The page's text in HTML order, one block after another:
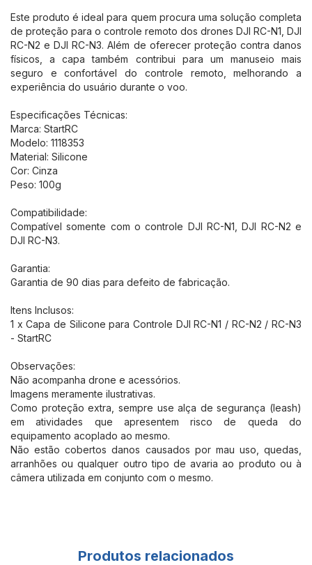
Este produto é ideal para quem procura uma solução completa
de proteção para o controle remoto dos drones DJI RC-N1, DJI
RC-N2 e DJI RC-N3. Além de oferecer proteção contra danos
físicos, a capa também contribui para um manuseio mais
seguro e confortável do controle remoto, melhorando a
experiência do usuário durante o voo.
Especificações Técnicas:
Marca: StartRC
Modelo: 1118353
Material: Silicone
Cor: Cinza
Peso: 100g
Compatibilidade:
Compatível somente com o controle DJI RC-N1, DJI RC-N2 e
DJI RC-N3.
Garantia:
Garantia de 90 dias para defeito de fabricação.
Itens Inclusos:
1 x Capa de Silicone para Controle DJI RC-N1 / RC-N2 / RC-N3
- StartRC
Observações:
Não acompanha drone e acessórios.
Imagens meramente ilustrativas.
Como proteção extra, sempre use alça de segurança (leash)
em atividades que apresentem risco de queda do
equipamento acoplado ao mesmo.
Não estão cobertos danos causados por mau uso, quedas,
arranhões ou qualquer outro tipo de avaria ao produto ou à
câmera utilizada em conjunto com o mesmo.
Produtos relacionados